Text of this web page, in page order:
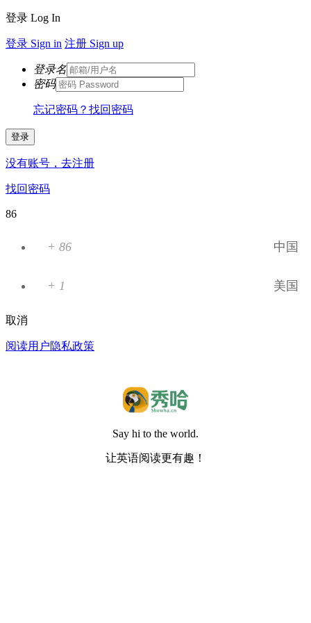
登录 Log In
登录 Sign in 注册 Sign up
登录名
密码
忘记密码？找回密码
登录
没有账号，去注册
找回密码
86
+ 86 中国
+ 1 美国
取消
阅读用户隐私政策
Say hi to the world.
让英语阅读更有趣！